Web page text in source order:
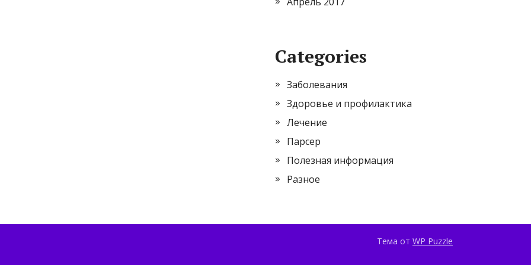
Categories
Заболевания
Здоровье и профилактика
Лечение
Парсер
Полезная информация
Разное
Тема от WP Puzzle